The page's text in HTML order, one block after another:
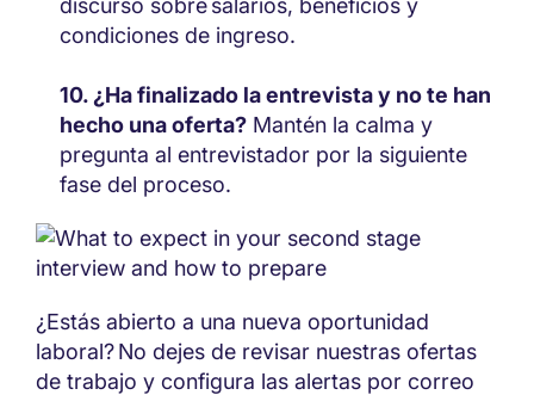
discurso sobre salarios, beneficios y
condiciones de ingreso.
¿Ha finalizado la entrevista y no te han
hecho una oferta? Mantén la calma y
pregunta al entrevistador por la siguiente
fase del proceso.
¿Estás abierto a una nueva oportunidad
laboral? No dejes de revisar nuestras ofertas
de trabajo y configura las alertas por correo